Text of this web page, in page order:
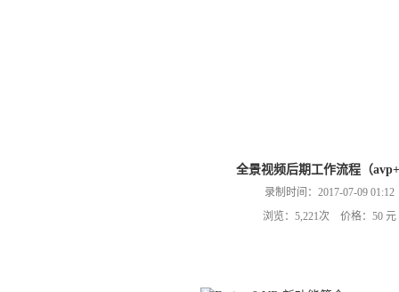
全景视频后期工作流程（
录制时间：2017-07-09 01:12
浏览：5,221次 价格：50 元